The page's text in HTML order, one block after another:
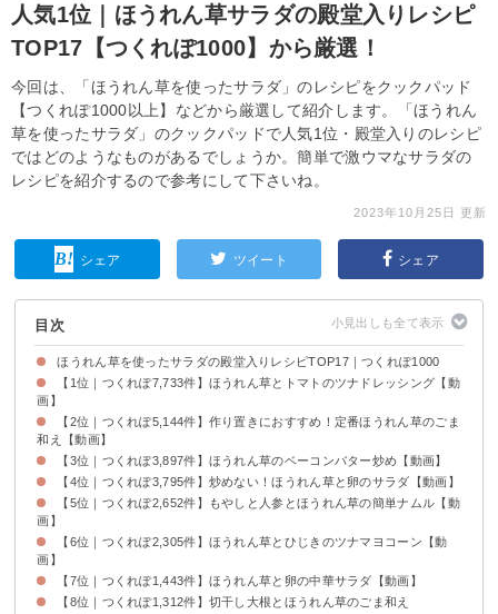
人気1位｜ほうれん草サラダの殿堂入りレシピ
TOP17【つくれぽ1000】から厳選！
今回は、「ほうれん草を使ったサラダ」のレシピをクックパッド
【つくれぽ1000以上】などから厳選して紹介します。「ほうれん
草を使ったサラダ」のクックパッドで人気1位・殿堂入りのレシピ
ではどのようなものがあるでしょうか。簡単で激ウマなサラダの
レシピを紹介するので参考にして下さいね。
2023年10月25日 更新
シェア ツイート シェア
目次
ほうれん草を使ったサラダの殿堂入りレシピTOP17｜つくれぽ1000
【1位｜つくれぽ7,733件】ほうれん草とトマトのツナドレッシング【動
画】
【2位｜つくれぽ5,144件】作り置きにおすすめ！定番ほうれん草のごま
和え【動画】
【3位｜つくれぽ3,897件】ほうれん草のベーコンバター炒め【動画】
【4位｜つくれぽ3,795件】炒めない！ほうれん草と卵のサラダ【動画】
【5位｜つくれぽ2,652件】もやしと人参とほうれん草の簡単ナムル【動
画】
【6位｜つくれぽ2,305件】ほうれん草とひじきのツナマヨコーン【動
画】
【7位｜つくれぽ1,443件】ほうれん草と卵の中華サラダ【動画】
【8位｜つくれぽ1,312件】切干し大根とほうれん草のごま和え